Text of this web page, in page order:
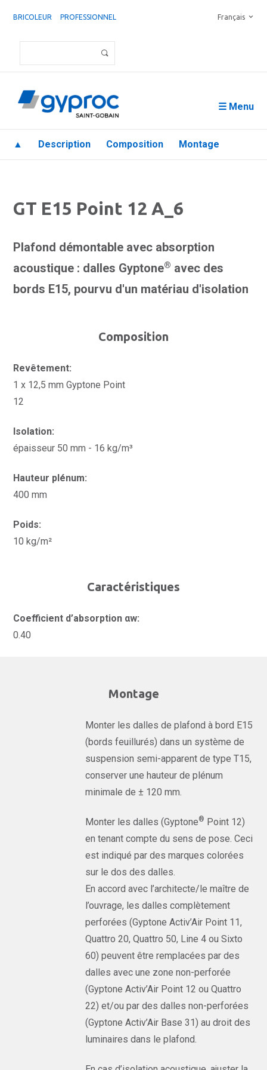
BRICOLEUR PROFESSIONNEL Français
☰ Menu
▲ Description Composition Montage
GT E15 Point 12 A_6
Plafond démontable avec absorption
acoustique : dalles Gyptone® avec des
bords E15, pourvu d'un matériau d'isolation
Composition
Revêtement:
1 x 12,5 mm Gyptone Point
12
Isolation:
épaisseur 50 mm - 16 kg/m³
Hauteur plénum:
400 mm
Poids:
10 kg/m²
Caractéristiques
Coefficient d’absorption αw:
0.40
Montage
Monter les dalles de plafond à bord E15
(bords feuillurés) dans un système de
suspension semi-apparent de type T15,
conserver une hauteur de plénum
minimale de ± 120 mm.
Monter les dalles (Gyptone® Point 12)
en tenant compte du sens de pose. Ceci
est indiqué par des marques colorées
sur le dos des dalles.
En accord avec l’architecte/le maître de
l’ouvrage, les dalles complètement
perforées (Gyptone Activ’Air Point 11,
Quattro 20, Quattro 50, Line 4 ou Sixto
60) peuvent être remplacées par des
dalles avec une zone non-perforée
(Gyptone Activ’Air Point 12 ou Quattro
22) et/ou par des dalles non-perforées
(Gyptone Activ’Air Base 31) au droit des
luminaires dans le plafond.